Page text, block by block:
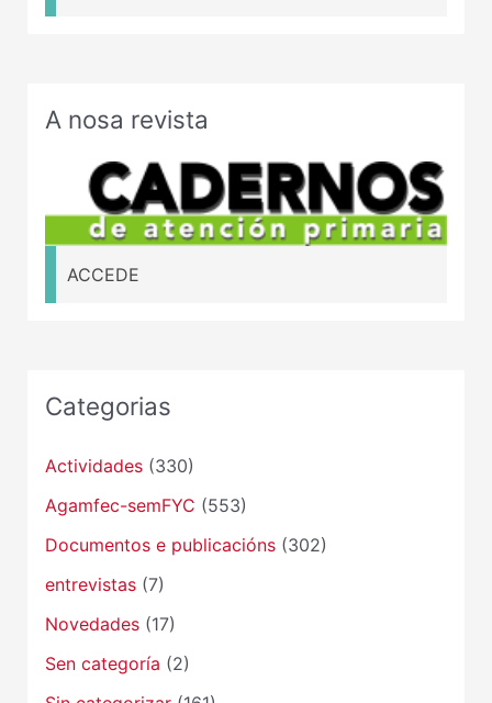
A nosa revista
ACCEDE
Categorias
Actividades(330)
Agamfec-semFYC (553)
Documentos e publicacións(302)
entrevistas(7)
Novedades(17)
Sen categoría (2)